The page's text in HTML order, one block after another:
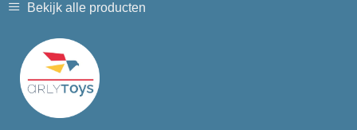
Bekijk alle producten